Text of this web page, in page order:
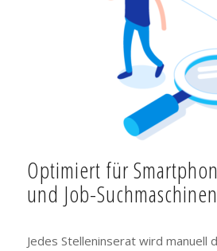
Optimiert für
und Job-Suchmaschinen
Jedes Stelleninserat wird manuell